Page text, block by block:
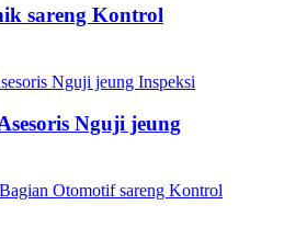
sareng Kontrol
Nguji jeung